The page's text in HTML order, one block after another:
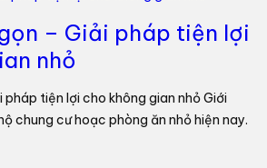
– Giải pháp tiện lợi
nhỏ
pháp tiện lợi cho không gian nhỏ Giới
chung cư hoạc phòng ăn nhỏ hiện nay.